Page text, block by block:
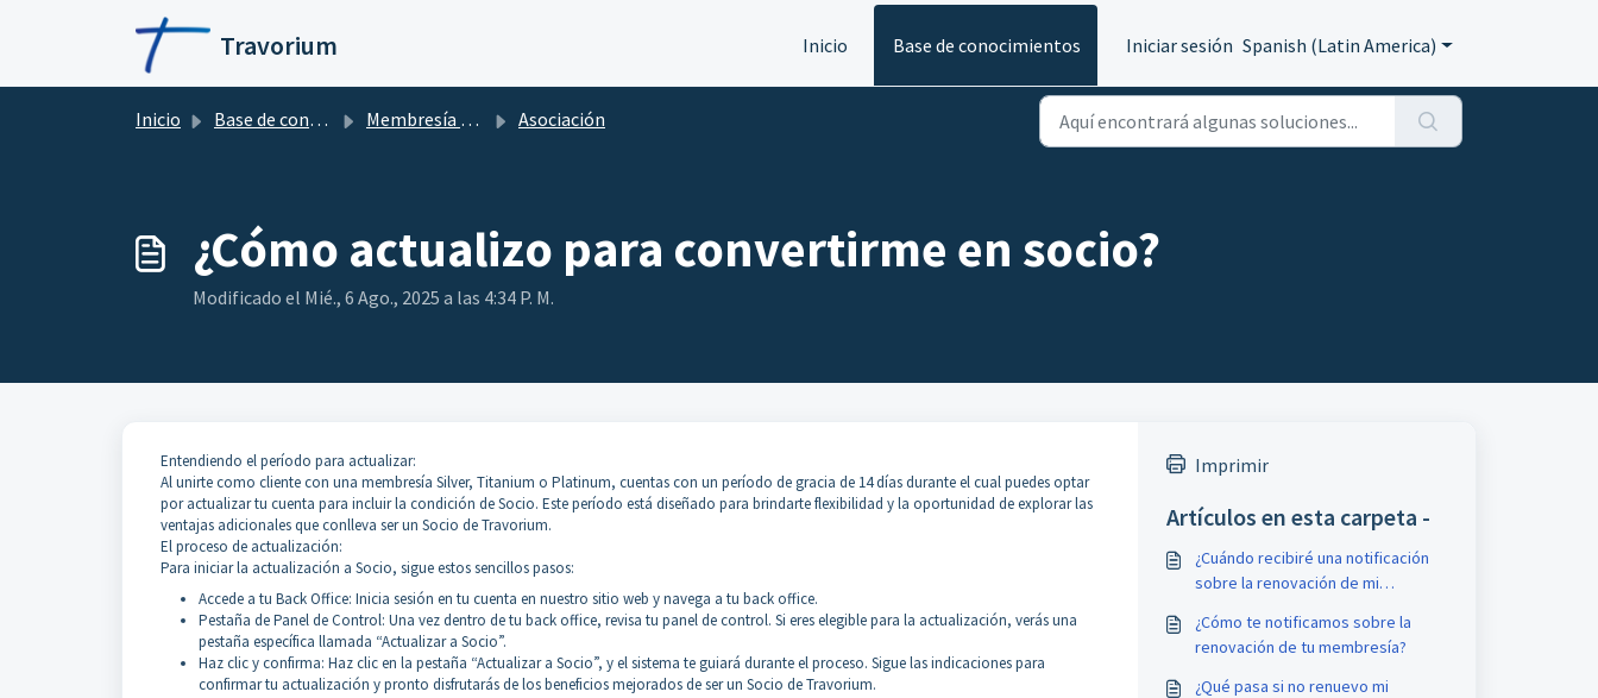
Ir al contenido principal
Travorium Inicio Base de conocimientos Iniciar sesión Spanish (Latin America)
Inicio Base de conocimientos Membresía y Asociación Asociación
¿Cómo actualizo para convertirme en socio?
Modificado el Mié., 6 Ago., 2025 a las 4:34 P. M.
Entendiendo el período para actualizar:
Al unirte como cliente con una membresía Silver, Titanium o Platinum, cuentas con un período de gracia de 14 días durante el cual puedes optar
por actualizar tu cuenta para incluir la condición de Socio. Este período está diseñado para brindarte flexibilidad y la oportunidad de explorar las
ventajas adicionales que conlleva ser un Socio de Travorium.
El proceso de actualización:
Para iniciar la actualización a Socio, sigue estos sencillos pasos:
Accede a tu Back Office: Inicia sesión en tu cuenta en nuestro sitio web y navega a tu back office.
Pestaña de Panel de Control: Una vez dentro de tu back office, revisa tu panel de control. Si eres elegible para la actualización, verás una
pestaña específica llamada “Actualizar a Socio”.
Haz clic y confirma: Haz clic en la pestaña “Actualizar a Socio”, y el sistema te guiará durante el proceso. Sigue las indicaciones para
confirmar tu actualización y pronto disfrutarás de los beneficios mejorados de ser un Socio de Travorium.
Imprimir
Artículos en esta carpeta -
¿Cuándo recibiré una notificación
sobre la renovación de mi
¿Cómo te notificamos sobre la
renovación de tu membresía?
¿Qué pasa si no renuevo mi